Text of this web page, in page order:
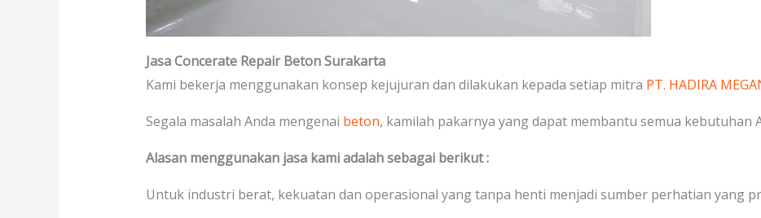
Jasa Concerate Repair Beton Surakarta
Kami bekerja menggunakan konsep kejujuran dan dilakukan kepada setiap mitra PT. HADIRA
Segala masalah Anda mengenai beton, kamilah pakarnya yang dapat membantu semua kebutuhan
Alasan menggunakan jasa kami adalah sebagai berikut :
Untuk industri berat, kekuatan dan operasional yang tanpa henti menjadi sumber perhatian yang